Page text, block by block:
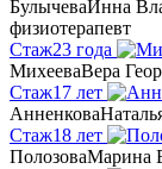
БулычеваИнна
физиотерапевт
Стаж23 года
МихееваВера
Стаж17 лет
Анненкова
Стаж18 лет
ПолозоваМарина